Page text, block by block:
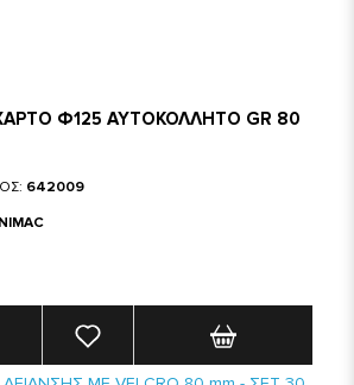
Φ125 ΑΥΤΟΚΟΛΛΗΤΟ GR 80
642009